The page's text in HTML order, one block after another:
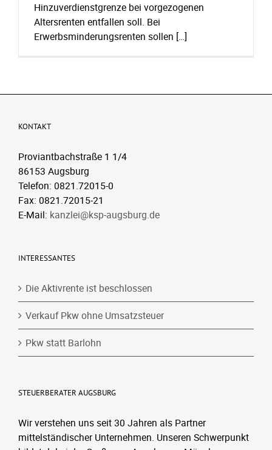
Hinzuverdienstgrenze bei vorgezogenen
Altersrenten entfallen soll. Bei
Erwerbsminderungsrenten sollen […]
KONTAKT
Proviantbachstraße 1 1/4
86153 Augsburg
Telefon: 0821.72015-0
Fax: 0821.72015-21
E-Mail: kanzlei@ksp-augsburg.de
INTERESSANTES
Die Aktivrente ist beschlossen
Verkauf Pkw ohne Umsatzsteuer
Pkw statt Barlohn
STEUERBERATER AUGSBURG
Wir verstehen uns seit 30 Jahren als Partner
mittelständischer Unternehmen. Unseren Schwerpunkt